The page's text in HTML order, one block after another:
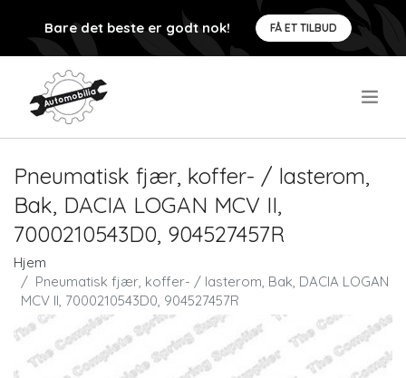
Bare det beste er godt nok! FÅ ET TILBUD
Pneumatisk fjær, koffer- / lasterom,
Bak, DACIA LOGAN MCV II,
7000210543D0, 904527457R
Hjem
Pneumatisk fjær, koffer- / lasterom, Bak, DACIA LOGAN
MCV II, 7000210543D0, 904527457R